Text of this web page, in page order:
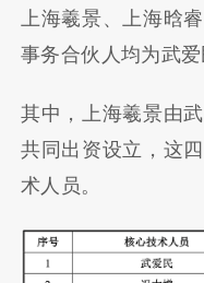
上海羲景、上海晗
事务合伙人均为武爱
其中，上海羲景由
共同出资设立，这
术人员。